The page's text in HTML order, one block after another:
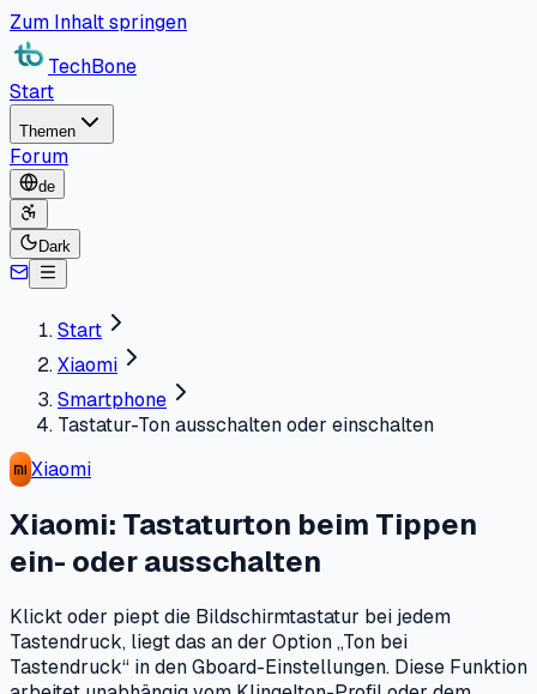
Zum Inhalt springen
TechBone
Start
Themen
Forum
de
Dark
Start
Xiaomi
Smartphone
Tastatur-Ton ausschalten oder einschalten
Xiaomi
Xiaomi: Tastaturton beim Tippen
ein- oder ausschalten
Klickt oder piept die Bildschirmtastatur bei jedem
Tastendruck, liegt das an der Option „Ton bei
Tastendruck“ in den Gboard-Einstellungen. Diese Funktion